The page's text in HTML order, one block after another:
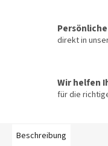
direkt in
Wir helfen
für die
Beschreibung